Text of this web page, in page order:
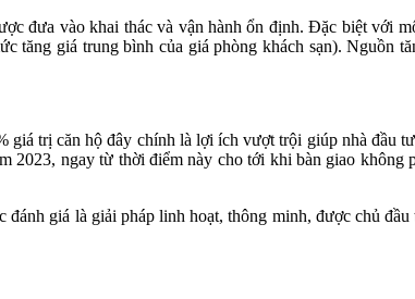
đưa vào khai thác và vận hành ổn định. Đặc biệt với
giá trung bình của giá phòng khách sạn). Nguồn
trị căn hộ đây chính là lợi ích vượt trội giúp nhà đầu
ngay từ thời điểm này cho tới khi bàn giao không
giá là giải pháp linh hoạt, thông minh, được chủ